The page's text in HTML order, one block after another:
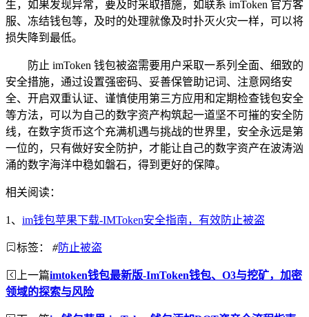
生，如果发现异常，要及时采取措施，如联系 imToken 官方客
服、冻结钱包等，及时的处理就像及时扑灭火灾一样，可以将
损失降到最低。
防止 imToken 钱包被盗需要用户采取一系列全面、细致的
安全措施，通过设置强密码、妥善保管助记词、注意网络安
全、开启双重认证、谨慎使用第三方应用和定期检查钱包安全
等方法，可以为自己的数字资产构筑起一道坚不可摧的安全防
线，在数字货币这个充满机遇与挑战的世界里，安全永远是第
一位的，只有做好安全防护，才能让自己的数字资产在波涛汹
涌的数字海洋中稳如磐石，得到更好的保障。
相关阅读：
1、 im钱包苹果下载-IMToken安全指南，有效防止被盗
标签： #防止被盗
上一篇imtoken钱包最新版-ImToken钱包、O3与挖矿，加密
领域的探索与风险